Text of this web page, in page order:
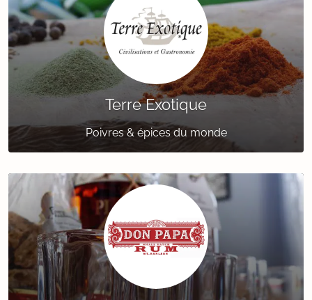
Terre Exotique
Poivres & épices du monde